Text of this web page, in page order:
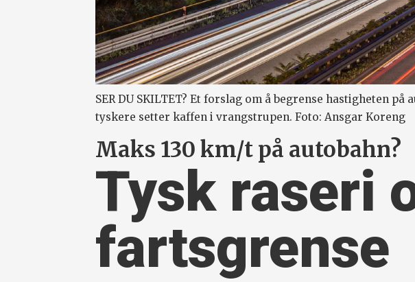
SER DU SKILTET? Et forslag om å begrense hastigheten
tyskere setter kaffen i vrangstrupen. Foto: Ansgar Koreng
Maks 130 km/t på autobahn?
Tysk raseri
fartsgrense